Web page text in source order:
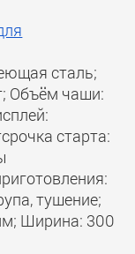
сталь;
Объём чаши:
старта:
тушение;
Ширина: 300